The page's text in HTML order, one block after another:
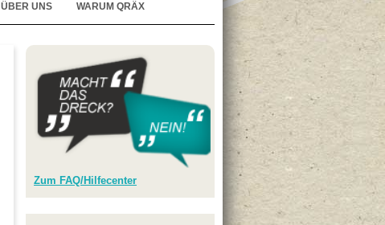
ÜBER UNS WARUM QRÄX
Zum FAQ/Hilfecenter